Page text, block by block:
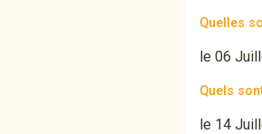
Quelles
le 06
Quels
le 14